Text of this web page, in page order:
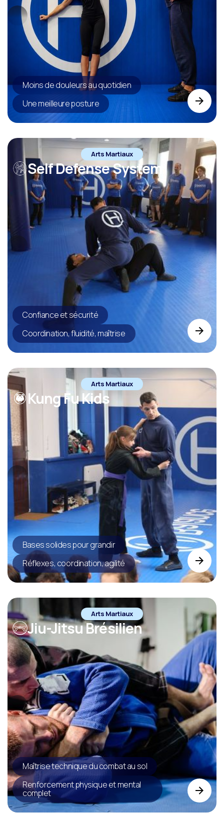
Moins de douleurs au quotidien
Une meilleure posture
Arts Martiaux
Self Defense System
Confiance et sécurité
Coordination, fluidité, maîtrise
Arts Martiaux
Kung Fu Kids
Bases solides pour grandir
Réflexes, coordination, agilité
Arts Martiaux
Jiu-Jitsu Brésilien
Maîtrise technique du combat au sol
Renforcement physique et mental
complet